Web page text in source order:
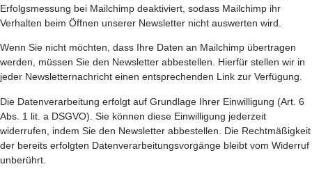
Erfolgsmessung bei Mailchimp deaktiviert, sodass Mailchimp ihr
Verhalten beim Öffnen unserer Newsletter nicht auswerten wird.
Wenn Sie nicht möchten, dass Ihre Daten an Mailchimp übertragen
werden, müssen Sie den Newsletter abbestellen. Hierfür stellen wir in
jeder Newsletternachricht einen entsprechenden Link zur Verfügung.
Die Datenverarbeitung erfolgt auf Grundlage Ihrer Einwilligung (Art. 6
Abs. 1 lit. a DSGVO). Sie können diese Einwilligung jederzeit
widerrufen, indem Sie den Newsletter abbestellen. Die Rechtmäßigkeit
der bereits erfolgten Datenverarbeitungsvorgänge bleibt vom Widerruf
unberührt.